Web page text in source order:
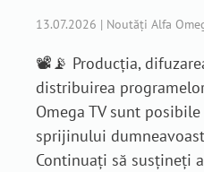
13.07.2026 | Noutăți Alfa
📽️📡 Producția,
distribuirea
Omega TV sunt
sprijinului
Continuați să susțineți